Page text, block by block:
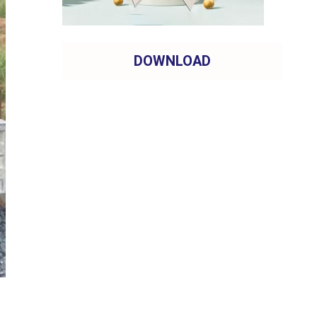
DOWNLOAD